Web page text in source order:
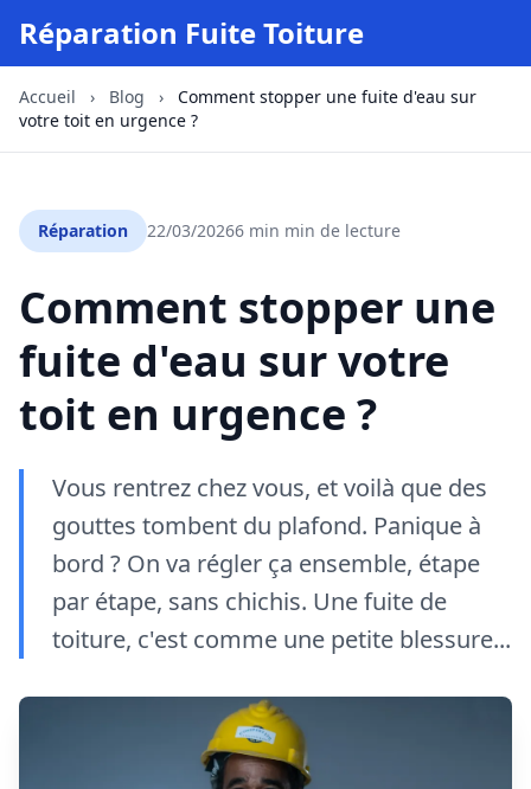
Réparation Fuite Toiture
Accueil › Blog ›
Comment stopper une fuite d'eau sur
votre toit en urgence ?
Réparation 22/03/20266 min min de lecture
Comment stopper une
fuite d'eau sur votre
toit en urgence ?
Vous rentrez chez vous, et voilà que des
gouttes tombent du plafond. Panique à
bord ? On va régler ça ensemble, étape
par étape, sans chichis. Une fuite de
toiture, c'est comme une petite blessure...